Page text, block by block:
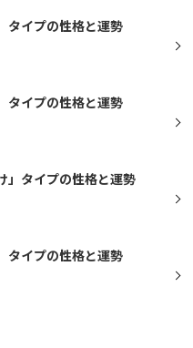
タイプの性格と運勢
タイプの性格と運勢
」タイプの性格と運勢
タイプの性格と運勢